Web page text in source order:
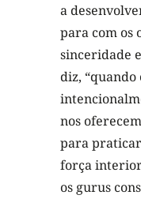
a
para com os
sinceridade
diz,
nos
para praticar
força
os gurus